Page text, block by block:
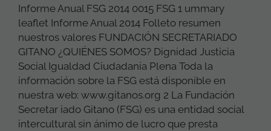
Informe Anual FSG 2014 0015 FSG 1 ummary
leaflet Informe Anual 2014 Folleto resumen
nuestros valores FUNDACIÓN SECRETARIADO
GITANO ¿QUIÉNES SOMOS? Dignidad Justicia
Social Igualdad Ciudadanía Plena Toda la
información sobre la FSG está disponible en
nuestra web: www.gitanos.org 2 La Fundación
Secretar iado Gitano (FSG) es una entidad social
intercultural sin ánimo de lucro que presta